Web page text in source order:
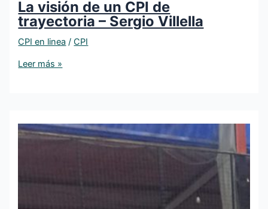
La visión de un CPI de
trayectoria – Sergio Villella
CPI en linea /CPI
Leer más »